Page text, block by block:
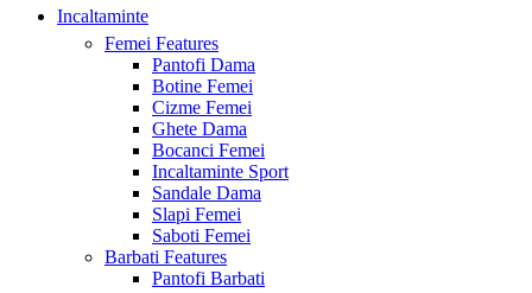
Incaltaminte
Femei Features
Pantofi Dama
Botine Femei
Cizme Femei
Ghete Dama
Bocanci Femei
Incaltaminte Sport
Sandale Dama
Slapi Femei
Saboti Femei
Barbati Features
Pantofi Barbati